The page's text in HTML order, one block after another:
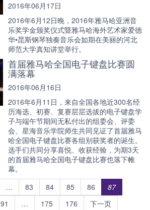
2016年06月17日
2016年6月12日晚，2016年雅马哈亚洲音
乐奖学金颁奖仪式暨雅马哈海外艺术家爱德
华•昆斯钢琴独奏音乐会如期在美丽的河北
师范大学真知讲堂举行。
首届雅马哈全国电子键盘比赛圆
满落幕
2016年06月16日
2016年6月11日，来自全国各地近300名经
历海选、初赛、复赛层层选拔的电子键盘学
子与端午节期间无私付出的组委会、评委
会、星海音乐学院师生共同见证了首届雅马
哈全国电子键盘比赛各组别获奖者的诞生。
选手们共同分享喜悦、收获经验，为期3天
的首届雅马哈全国电子键盘比赛也落下帷
幕。
… 83 84 85 86
87
91 … 175 176 下一页